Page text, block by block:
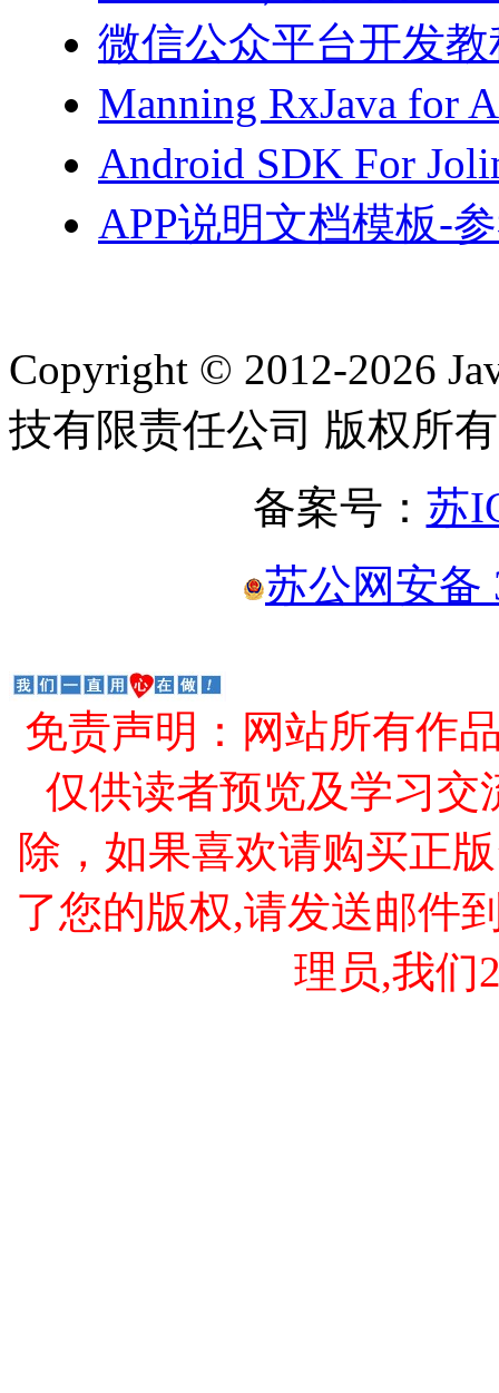
微信公众平台开发
Manning RxJava for
Android SDK For
APP说明文档模板-
Copyright © 2012-2026
技有限责任公司 版权所有
备案号： 苏
苏公网安备
免责声明：网站所有作
仅供读者预览及学习交
除，如果喜欢请购买正
了您的版权,请发送邮件
理员,我们